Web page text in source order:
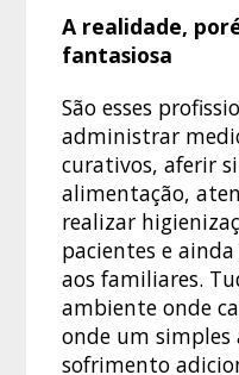
A realidade,
fantasiosa
São esses
administrar
curativos, aferir
alimentação,
realizar
pacientes e
aos familiares.
ambiente onde
onde um
sofrimento